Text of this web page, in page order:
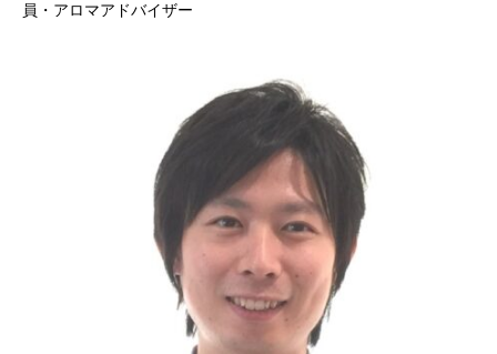
員・アロマアドバイザー